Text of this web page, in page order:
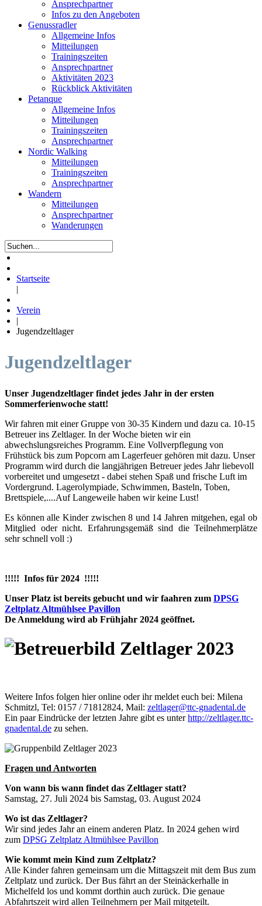
Ansprechpartner
Infos zu den Angeboten
Genussradler
Allgemeine Infos
Mitteilungen
Trainingszeiten
Ansprechpartner
Aktivitäten 2023
Rückblick Aktivitäten
Petanque
Allgemeine Infos
Mitteilungen
Trainingszeiten
Ansprechpartner
Nordic Walking
Mitteilungen
Trainingszeiten
Ansprechpartner
Wandern
Mitteilungen
Ansprechpartner
Wanderungen
Startseite
|
Verein
|
Jugendzeltlager
Jugendzeltlager
Unser Jugendzeltlager findet jedes Jahr in der ersten
Sommerferienwoche statt!
Wir fahren mit einer Gruppe von 30-35 Kindern und dazu ca. 10-15
Betreuer ins Zeltlager. In der Woche bieten wir ein
abwechslungsreiches Programm. Eine Vollverpflegung von
Frühstück bis zum Popcorn am Lagerfeuer gehören mit dazu. Unser
Programm wird durch die langjährigen Betreuer jedes Jahr liebevoll
vorbereitet und umgesetzt - dabei stehen Spaß und frische Luft im
Vordergrund. Lagerolympiade, Schwimmen, Basteln, Toben,
Brettspiele,....Auf Langeweile haben wir keine Lust!
Es können alle Kinder zwischen 8 und 14 Jahren mitgehen, egal ob
Mitglied oder nicht. Erfahrungsgemäß sind die Teilnehmerplätze
sehr schnell voll :)
!!!!! Infos für 2024 !!!!!
Unser Platz ist bereits gebucht und wir faahren zum DPSG
Zeltplatz Altmühlsee Pavillon
De Anmeldung wird ab Frühjahr 2024 geöffnet.
Weitere Infos folgen hier online oder ihr meldet euch bei: Milena
Schmitzl, Tel: 0157 / 71812824, Mail: zeltlager@ttc-gnadental.de
Ein paar Eindrücke der letzten Jahre gibt es unterhttp://zeltlager.ttc-
gnadental.de zu sehen.
Fragen und Antworten
Von wann bis wann findet das Zeltlager statt?
Samstag, 27. Juli 2024 bis Samstag, 03. August 2024
Wo ist das Zeltlager?
Wir sind jedes Jahr an einem anderen Platz. In 2024 gehen wird
zum DPSG Zeltplatz Altmühlsee Pavillon
Wie kommt mein Kind zum Zeltplatz?
Alle Kinder fahren gemeinsam um die Mittagszeit mit dem Bus zum
Zeltplatz und zurück. Der Bus fährt an der Steinäckerhalle in
Michelfeld los und kommt dorthin auch zurück. Die genaue
Abfahrtszeit wird allen Teilnehmern per Mail mitgeteilt.